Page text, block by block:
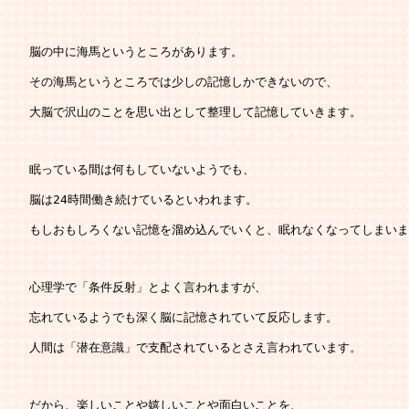
脳の中に海馬というところがあります。
その海馬というところでは少しの記憶しかできないので、
大脳で沢山のことを思い出として整理して記憶していきます。
眠っている間は何もしていないようでも、
脳は24時間働き続けているといわれます。
もしおもしろくない記憶を溜め込んでいくと、眠れなくなってしまい
心理学で「条件反射」とよく言われますが、
忘れているようでも深く脳に記憶されていて反応します。
人間は「潜在意識」で支配されているとさえ言われています。
だから、楽しいことや嬉しいことや面白いことを、